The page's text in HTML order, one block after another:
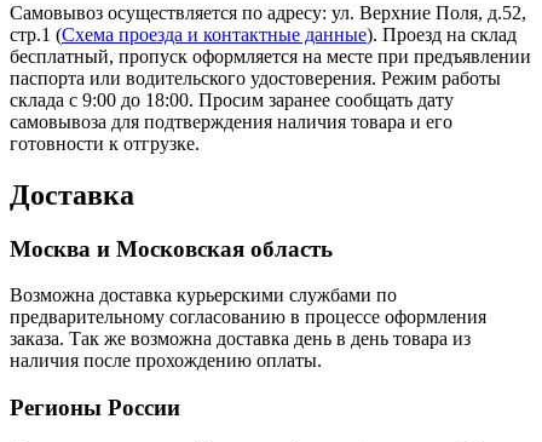
Самовывоз осуществляется по адресу: ул. Верхние Поля, д.52,
стр.1 (Схема проезда и контактные данные). Проезд на склад
бесплатный, пропуск оформляется на месте при предъявлении
паспорта или водительского удостоверения. Режим работы
склада с 9:00 до 18:00. Просим заранее сообщать дату
самовывоза для подтверждения наличия товара и его
готовности к отгрузке.
Доставка
Москва и Московская область
Возможна доставка курьерскими службами по
предварительному согласованию в процессе оформления
заказа. Так же возможна доставка день в день товара из
наличия после прохождению оплаты.
Регионы России